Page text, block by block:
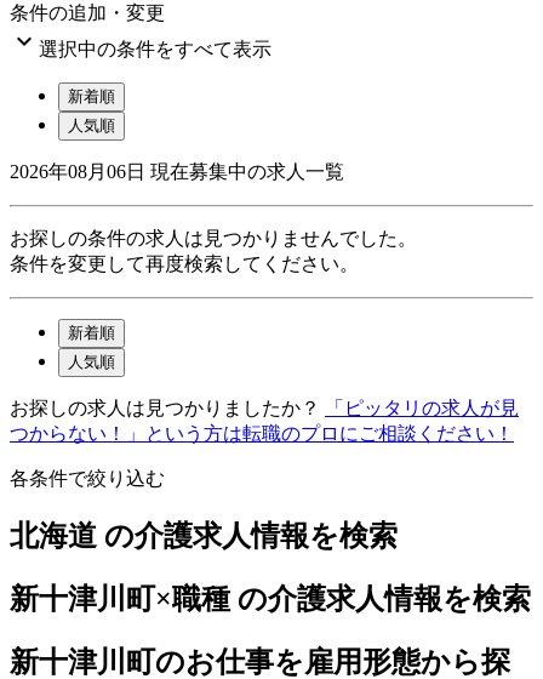
条件の追加・変更
 選択中の条件をすべて表示
新着順
人気順
2026年08月06日 現在募集中の求人一覧
お探しの条件の求人は見つかりませんでした。
条件を変更して再度検索してください。
新着順
人気順
お探しの求人は見つかりましたか？
「ピッタリの求人が見
つからない！」という方は転職のプロにご相談ください！
各条件で絞り込む
北海道 の介護求人情報を検索
新十津川町×職種 の介護求人情報を検索
新十津川町のお仕事を雇用形態から探